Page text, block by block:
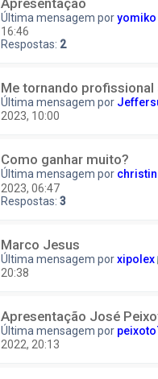
Última mensagem poryomiko
16:46
Respostas: 2
Me tornando profissional
Última mensagem por
2023, 10:00
Como ganhar muito?
Última mensagem por
2023, 06:47
Respostas: 3
Marco Jesus
Última mensagem porxipolex
20:38
Apresentação José
Última mensagem por
2022, 20:13